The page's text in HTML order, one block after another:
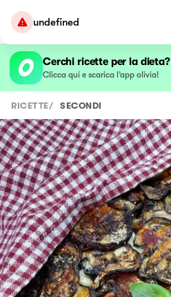
undefined
Cerchi ricette per la dieta?
Clicca qui e scarica l’app olivia!
RICETTE/ SECONDI